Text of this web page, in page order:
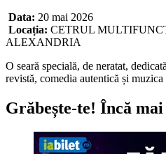
Data: 20 mai 2026
Locația: CETRUL
ALEXANDRIA
O seară specială, de neratat,
revistă, comedia autentică și muzica
Grăbește-te! Încă mai